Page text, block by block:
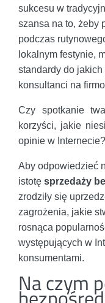
sukcesu w
szansa na to, żeby
podczas
lokalnym festynie,
standardy do
konsultanci na
Czy spotkanie
korzyści, jakie
opinie w Internecie?
Aby odpowiedzieć
istotę sprzedaży
zrodziły się
zagrożenia, jakie
rosnąca
występujących w
konsumentami.
Na czym